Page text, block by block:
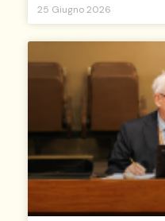
25 Giugno 2026